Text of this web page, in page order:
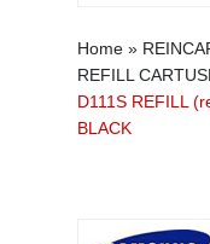
Home »
REFILL
D111S REFILL
BLACK